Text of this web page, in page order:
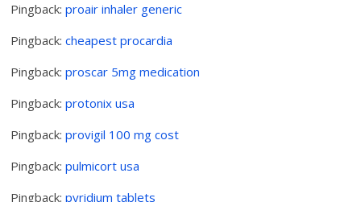
Pingback:proair inhaler generic
Pingback:cheapest procardia
Pingback:proscar 5mg medication
Pingback:protonix usa
Pingback:provigil 100 mg cost
Pingback:pulmicort usa
Pingback:pyridium tablets